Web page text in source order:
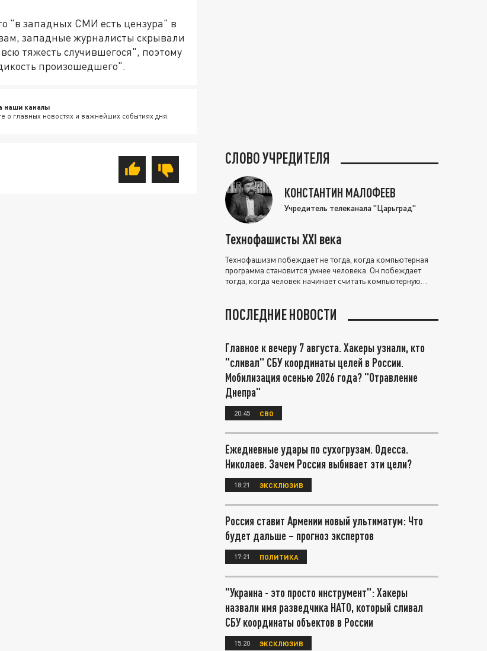
"в западных СМИ есть цензура" в
западные журналисты скрывали
тяжесть случившегося", поэтому
произошедшего".
наши каналы
о главных новостях и важнейших событиях дня.
СЛОВО УЧРЕДИТЕЛЯ
КОНСТАНТИН МАЛОФЕЕВ
Учредитель телеканала "Царьград"
Технофашисты XXI века
Технофашизм побеждает не тогда, когда компьютерная
программа становится умнее человека. Он побеждает
тогда, когда человек начинает считать компьютерную
ПОСЛЕДНИЕ НОВОСТИ
Главное к вечеру 7 августа. Хакеры узнали, кто
"сливал" СБУ координаты целей в России.
Мобилизация осенью 2026 года? "Отравление
Днепра"
20:45 СВО
Ежедневные удары по сухогрузам. Одесса.
Николаев. Зачем Россия выбивает эти цели?
18:21 ЭКСКЛЮЗИВ
Россия ставит Армении новый ультиматум: Что
будет дальше – прогноз экспертов
17:21 ПОЛИТИКА
"Украина - это просто инструмент": Хакеры
назвали имя разведчика НАТО, который сливал
СБУ координаты объектов в России
15:20 ЭКСКЛЮЗИВ